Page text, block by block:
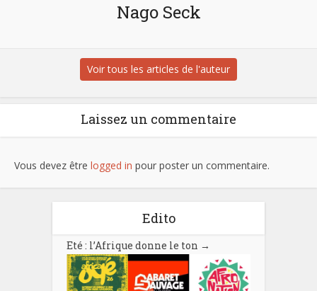
Nago Seck
Voir tous les articles de l'auteur
Laissez un commentaire
Vous devez être logged in pour poster un commentaire.
Edito
Eté : l’Afrique donne le ton →